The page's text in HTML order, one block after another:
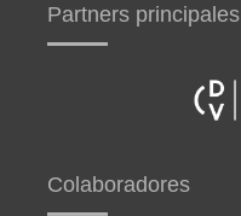
Partners principales
Colaboradores